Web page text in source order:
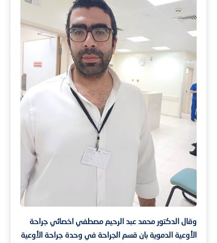
وقال الدكتور محمد عبد الرحيم مصطفي اخصائي جراحة
الأوعية الدموية بان قسم الجراحة في وحدة جراحة الأوعية